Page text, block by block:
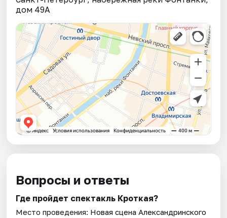
дом 49А
Вопросы и ответы
Где пройдет спектакль Кроткая?
Место проведения: Новая сцена Александринского